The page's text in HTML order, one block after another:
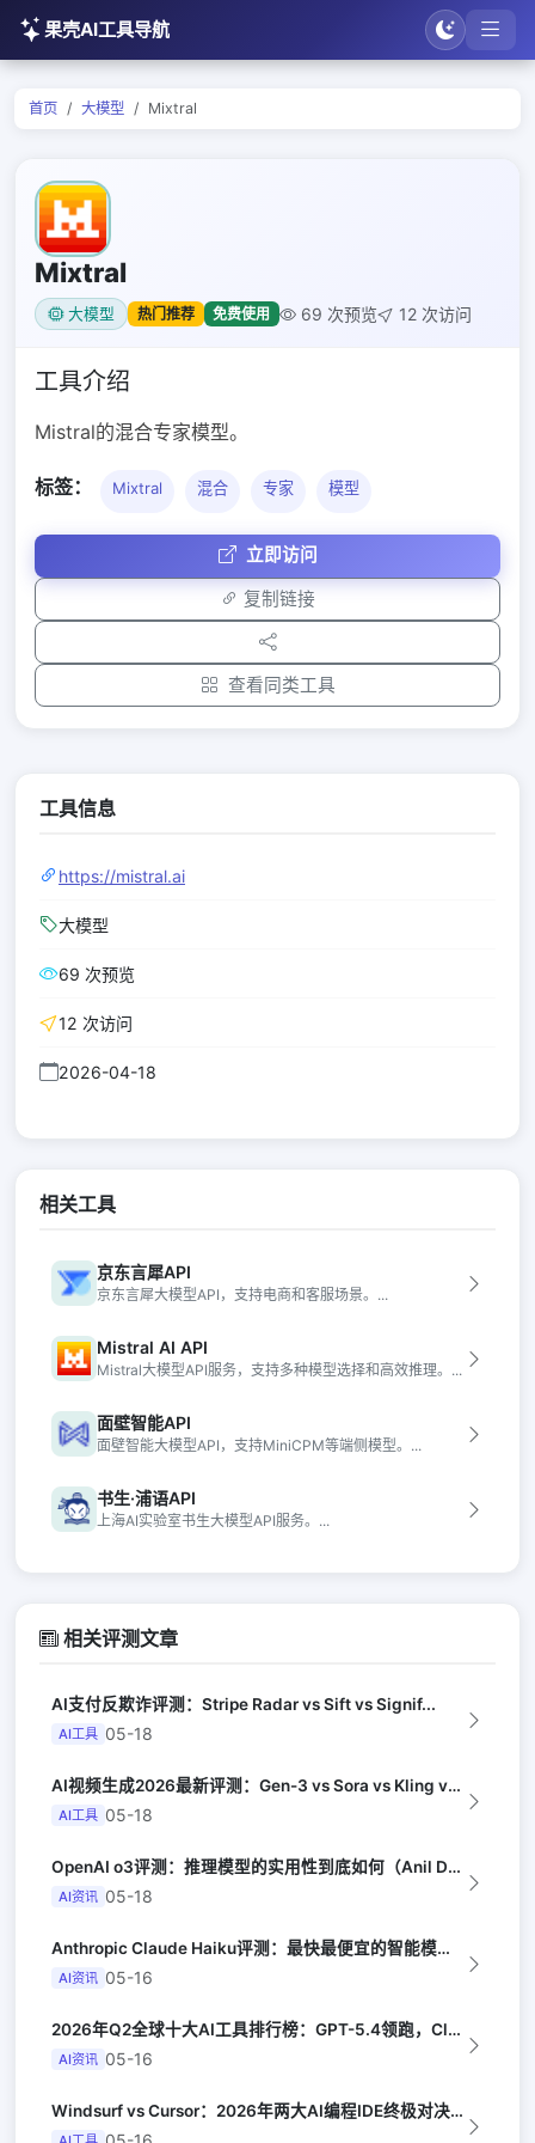
果壳AI工具导航
首页 大模型 Mixtral
Mixtral
大模型 热门推荐 免费使用 69 次预览 12 次访问
工具介绍
Mistral的混合专家模型。
标签： Mixtral 混合 专家 模型
立即访问
复制链接
查看同类工具
工具信息
https://mistral.ai
大模型
69 次预览
12 次访问
2026-04-18
相关工具
京东言犀API
京东言犀大模型API，支持电商和客服场景。...
Mistral AI API
Mistral大模型API服务，支持多种模型选择和高效推理。...
面壁智能API
面壁智能大模型API，支持MiniCPM等端侧模型。...
书生·浦语API
上海AI实验室书生大模型API服务。...
相关评测文章
AI支付反欺诈评测：Stripe Radar vs Sift vs Signif...
AI工具 05-18
AI视频生成2026最新评测：Gen-3 vs Sora vs Kling vs...
AI工具 05-18
OpenAI o3评测：推理模型的实用性到底如何（Anil Dash）
AI资讯 05-18
Anthropic Claude Haiku评测：最快最便宜的智能模型（Late...
AI资讯 05-16
2026年Q2全球十大AI工具排行榜：GPT-5.4领跑，Claude Opus...
AI资讯 05-16
Windsurf vs Cursor：2026年两大AI编程IDE终极对决实测（...